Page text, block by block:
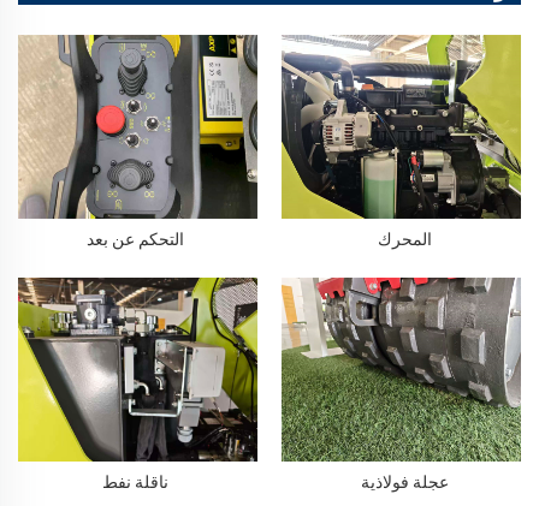
المحرك التحكم عن بعد
عجلة فولاذية ناقلة نفط